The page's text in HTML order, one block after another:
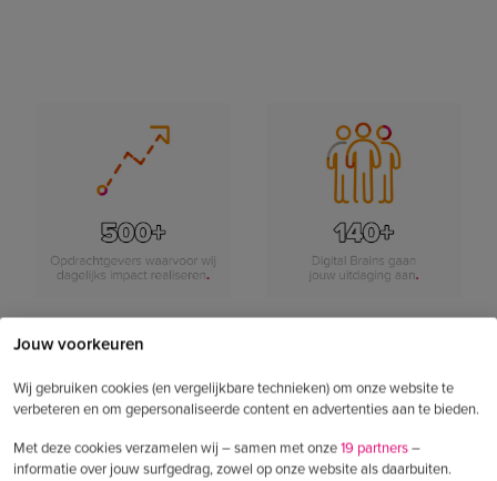
Jouw voorkeuren
Wij gebruiken cookies (en vergelijkbare technieken) om onze website te
verbeteren en om gepersonaliseerde content en advertenties aan te bieden.
Met deze cookies verzamelen wij – samen met onze19 partners–
informatie over jouw surfgedrag, zowel op onze website als daarbuiten.